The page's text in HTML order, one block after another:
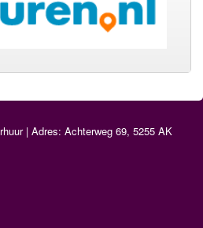
| Adres: Achterweg 69, 5255 AK